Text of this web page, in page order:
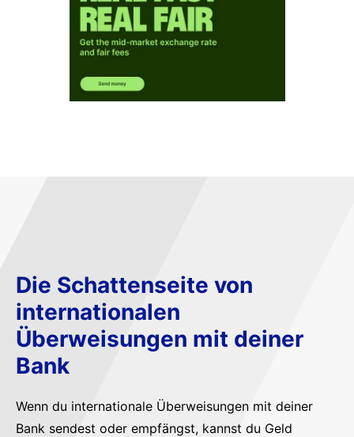
Die Schattenseite von
internationalen
Überweisungen mit deiner
Bank
Wenn du internationale Überweisungen mit deiner
Bank sendest oder empfängst, kannst du Geld